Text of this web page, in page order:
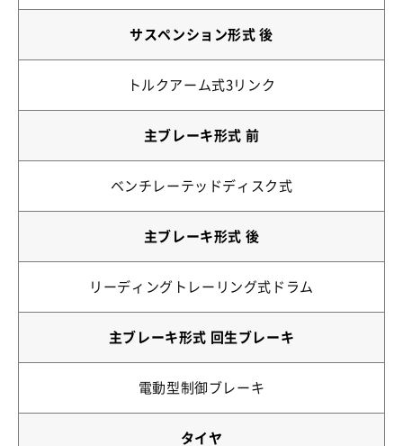
サスペンション形式 後
トルクアーム式3リンク
主ブレーキ形式 前
ベンチレーテッドディスク式
主ブレーキ形式 後
リーディングトレーリング式ドラム
主ブレーキ形式 回生ブレーキ
電動型制御ブレーキ
タイヤ